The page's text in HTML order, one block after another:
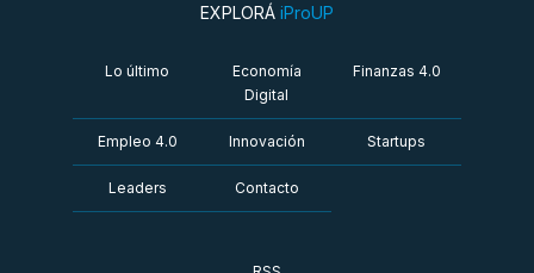
EXPLORÁ iProUP
Lo último
Economía
Digital
Finanzas 4.0
Empleo 4.0 Innovación Startups
Leaders Contacto